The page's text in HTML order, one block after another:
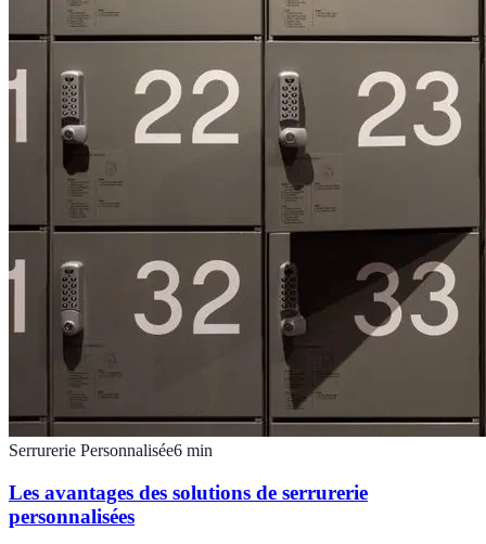
Serrurerie Personnalisée6 min
Les avantages des solutions de serrurerie
personnalisées